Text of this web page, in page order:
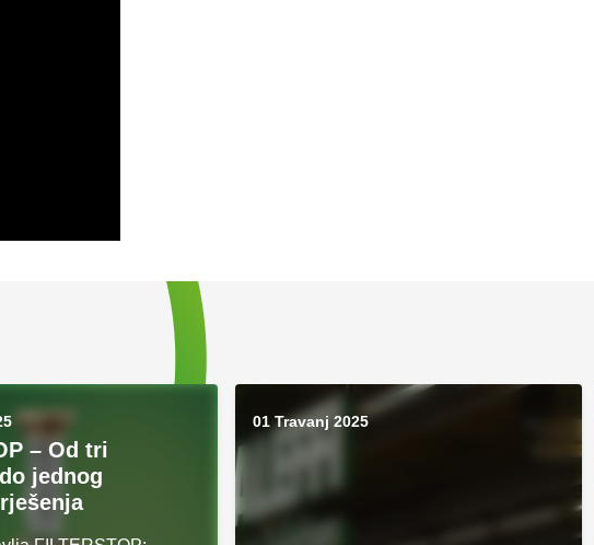
– Od tri
jednog
01 Travanj 2025